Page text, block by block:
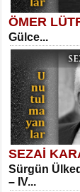
MEHMET
Vagon’da
SITKI
Oruçla
Mehmet
Elmira...
ÖMER
Gülce...
SEZAİ
Sürgün
– IV...